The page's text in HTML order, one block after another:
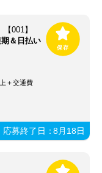
001】
＆日払い
＋交通費
応募終了日：8月18日